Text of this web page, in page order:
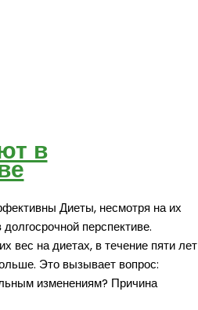
в
Диеты, несмотря на их
перспективе.
вес на диетах, в течение пяти лет
Это вызывает вопрос:
изменениям? Причина